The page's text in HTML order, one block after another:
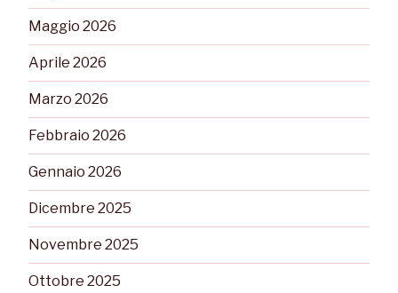
Maggio 2026
Aprile 2026
Marzo 2026
Febbraio 2026
Gennaio 2026
Dicembre 2025
Novembre 2025
Ottobre 2025